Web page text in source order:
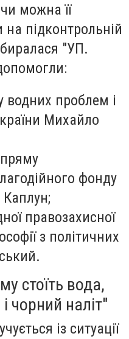
можна її
підконтрольній
"УП.
водних проблем і
Михайло
фонду
Каплун;
правозахисної
з політичних
стоїть вода,
чорний наліт"
із ситуації